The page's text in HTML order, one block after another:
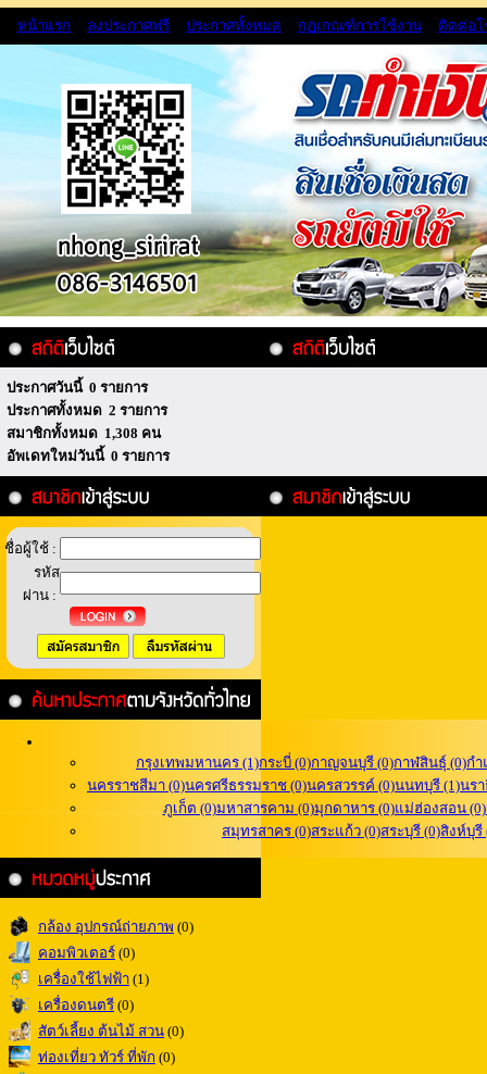
หน้าแรก ลงประกาศฟรี ประกาศทั้งหมด กฏเกณฑ์การใช้งาน ติดต่อ
ประกาศวันนี้ 0 รายการ
ประกาศทั้งหมด 2 รายการ
สมาชิกทั้งหมด 1,308 คน
อัพเดทใหม่วันนี้ 0 รายการ
ชื่อผู้ใช้ :
รหัส
ผ่าน :
กรุงเทพมหานคร (1)กระบี่ (0)กาญจนบุรี (0)กาฬสินธุ์ (0)กำ
นครราชสีมา (0)นครศรีธรรมราช (0)นครสวรรค์ (0)นนทบุรี (1)นรา
ภูเก็ต (0)มหาสารคาม (0)มุกดาหาร (0)แม่ฮ่องสอน (0)
สมุทรสาคร (0)สระแก้ว (0)สระบุรี (0)สิงห์บุรี
กล้อง อุปกรณ์ถ่ายภาพ (0)
คอมพิวเตอร์ (0)
เครื่องใช้ไฟฟ้า (1)
เครื่องดนตรี (0)
สัตว์เลี้ยง ต้นไม้ สวน (0)
ท่องเที่ยว ทัวร์ ที่พัก (0)